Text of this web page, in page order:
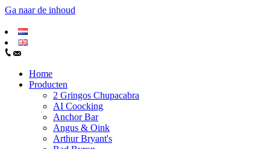
Ga naar de inhoud
Home
Producten
2 Gringos Chupacabra
AI Coocking
Anchor Bar
Angus & Oink
Arthur Bryant's